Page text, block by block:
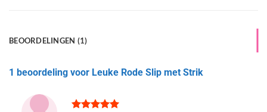
BEOORDELINGEN (1)
1 beoordeling voor Leuke Rode Slip met Strik